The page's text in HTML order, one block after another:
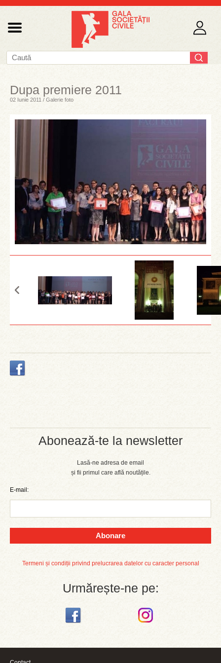
Abonează-te la newsletter
Lasă-ne adresa de email
și fii primul care află noutățile.
E-mail:
Abonare
Termeni și condiții privind prelucrarea datelor cu caracter personal
Urmărește-ne pe:
Dupa premiere 2011
02 Iunie 2011 / Galerie foto